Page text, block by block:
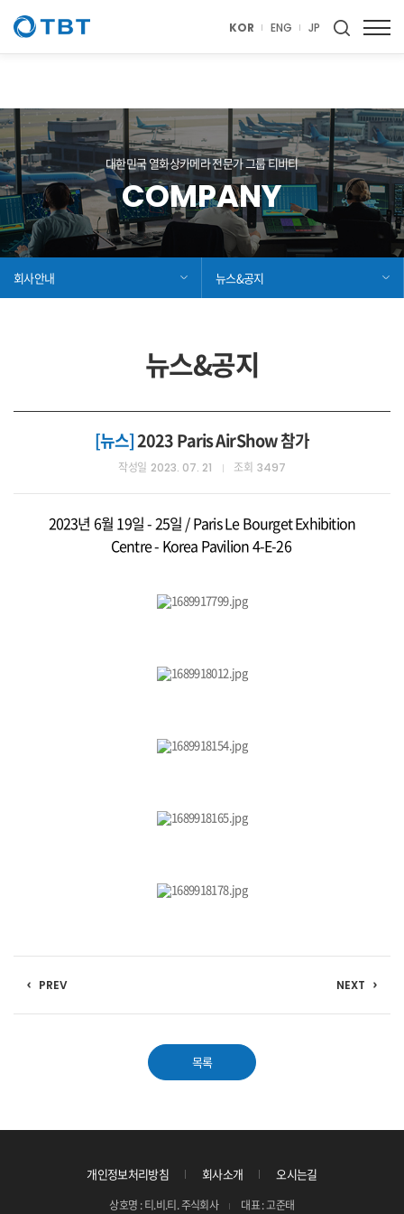
Thermal camera, 열화상 카메라, thermal imaging, 티비티, 전기차, 전기
KOR ENG JP
대한민국 열화상카메라 전문가 그룹 티비티
COMPANY
회사안내 뉴스&공지
뉴스&공지
[뉴스]2023 Paris AirShow 참가
작성일 2023. 07. 21 조회 3497
2023년 6월 19일 - 25일 / Paris Le Bourget Exhibition
Centre - Korea Pavilion 4-E-26
PREV NEXT
목록
개인정보처리방침 회사소개 오시는길
상호명 : 티.비.티. 주식회사 대표 : 고준태